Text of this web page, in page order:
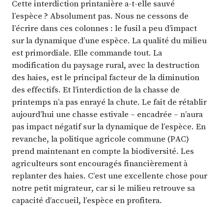
Cette interdiction printanière a-t-elle sauvé
l’espèce ? Absolument pas. Nous ne cessons de
l’écrire dans ces colonnes : le fusil a peu d’impact
sur la dynamique d’une espèce. La qualité du milieu
est primordiale. Elle commande tout. La
modification du paysage rural, avec la destruction
des haies, est le principal facteur de la diminution
des effectifs. Et l’interdiction de la chasse de
printemps n’a pas enrayé la chute. Le fait de rétablir
aujourd’hui une chasse estivale – encadrée – n’aura
pas impact négatif sur la dynamique de l’espèce. En
revanche, la politique agricole commune (PAC)
prend maintenant en compte la biodiversité. Les
agriculteurs sont encouragés financièrement à
replanter des haies. C’est une excellente chose pour
notre petit migrateur, car si le milieu retrouve sa
capacité d’accueil, l’espèce en profitera.